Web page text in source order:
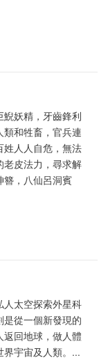
妖精，牙齒鋒利
類和牲畜，官兵連
姓人人自危，無法
老皮法力，尋求解
簪，八仙呂洞賓
人太空探索外星科
從一個新發現的
回地球，做人體
宇宙及人類。...